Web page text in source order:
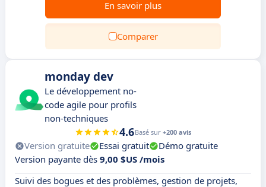
En savoir plus
Comparer
monday dev
Le développement no-
code agile pour profils
non-techniques
4.6Basé sur +200 avis
Version gratuite Essai gratuit
Démo gratuite
Version payante dès 9,00 $US /mois
Suivi des bogues et des problèmes, gestion de projets,